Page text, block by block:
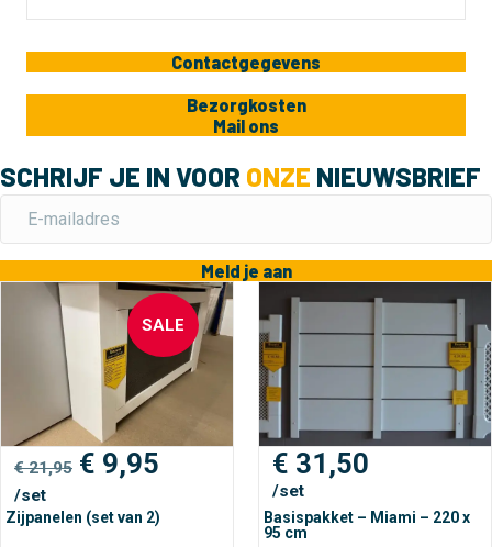
Contactgegevens
Bezorgkosten
Mail ons
SCHRIJF JE IN VOOR ONZE NIEUWSBRIEF
Meld je aan
SALE
€21,95 Oorspronkelijke
prijs
was:
€ 21,95.
€ 9,95
is:
€ 9,95.
/set
Zijpanelen (set van 2)
€ 31,50
/set
Basispakket – Miami – 220 x
95 cm